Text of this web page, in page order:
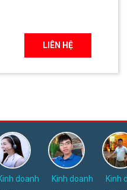
LIÊN HỆ
doanh
Kinh doanh
Kinh